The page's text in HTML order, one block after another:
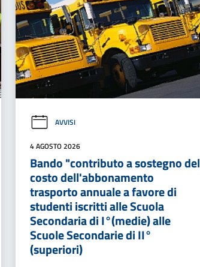
AVVISI
4 AGOSTO 2026
Bando "contributo a sostegno del
costo dell'abbonamento
trasporto annuale a favore di
studenti iscritti alle Scuola
Secondaria di I°(medie) alle
Scuole Secondarie di II°
(superiori)